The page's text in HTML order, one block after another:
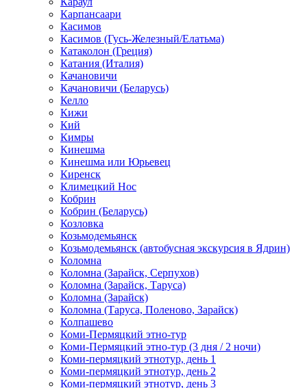
Карпансаари
Касимов
Касимов (Гусь-Железный/Елатьма)
Катаколон (Греция)
Катания (Италия)
Качановичи
Качановичи (Беларусь)
Келло
Кижи
Кий
Кимры
Кинешма
Кинешма или Юрьевец
Киренск
Климецкий Нос
Кобрин
Кобрин (Беларусь)
Козловка
Козьмодемьянск
Козьмодемьянск (автобусная экскурсия в Ядрин)
Коломна
Коломна (Зарайск, Серпухов)
Коломна (Зарайск, Таруса)
Коломна (Зарайск)
Коломна (Таруса, Поленово, Зарайск)
Колпашево
Коми-Пермяцкий этно-тур
Коми-Пермяцкий этно-тур (3 дня / 2 ночи)
Коми-пермяцкий этнотур, день 1
Коми-пермяцкий этнотур, день 2
Коми-пермяцкий этнотур, день 3